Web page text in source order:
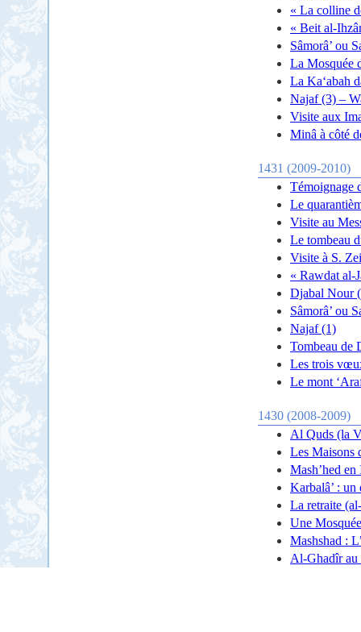
« La colline
« Beit al-
Sâmorâ’ ou
La Mosquée
La Ka‘abah
Najaf (3) –
Visite aux
Minâ à côté
1431 (2009-2010)
Témoignage
Le
Visite au
Le tombeau
Visite à S.
« Rawdat al-
Djabal Nour
Sâmorâ’ ou
Najaf (1)
Tombeau de
Les trois
Le mont
1430 (2008-2009)
Al Quds (la
Les Maisons
Mash’hed
Karbalâ’ : un
La retraite
Une
Mashshad :
Al-Ghadîr